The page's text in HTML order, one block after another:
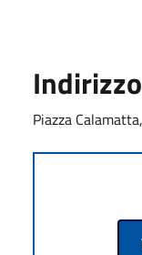
Indirizzo
Piazza